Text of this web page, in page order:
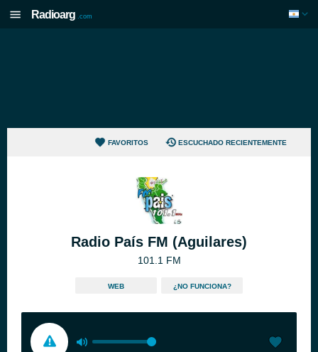
Radioarg .com
FAVORITOS ESCUCHADO RECIENTEMENTE
Radio País FM (Aguilares)
101.1 FM
WEB ¿NO FUNCIONA?